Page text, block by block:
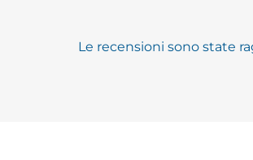
Le recensioni sono state